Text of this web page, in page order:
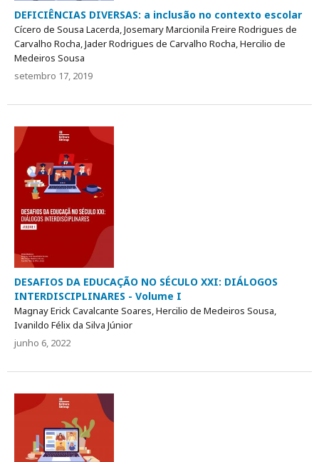
DEFICIÊNCIAS DIVERSAS: a inclusão no contexto escolar
Cícero de Sousa Lacerda, Josemary Marcionila Freire Rodrigues de
Carvalho Rocha, Jader Rodrigues de Carvalho Rocha, Hercilio de
Medeiros Sousa
setembro 17, 2019
DESAFIOS DA EDUCAÇÃO NO SÉCULO XXI: DIÁLOGOS
INTERDISCIPLINARES - Volume I
Magnay Erick Cavalcante Soares, Hercilio de Medeiros Sousa,
Ivanildo Félix da Silva Júnior
junho 6, 2022